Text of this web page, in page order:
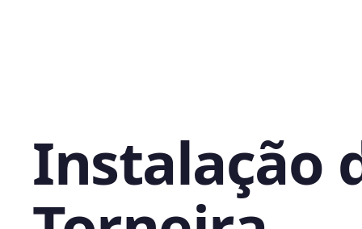
Instalação